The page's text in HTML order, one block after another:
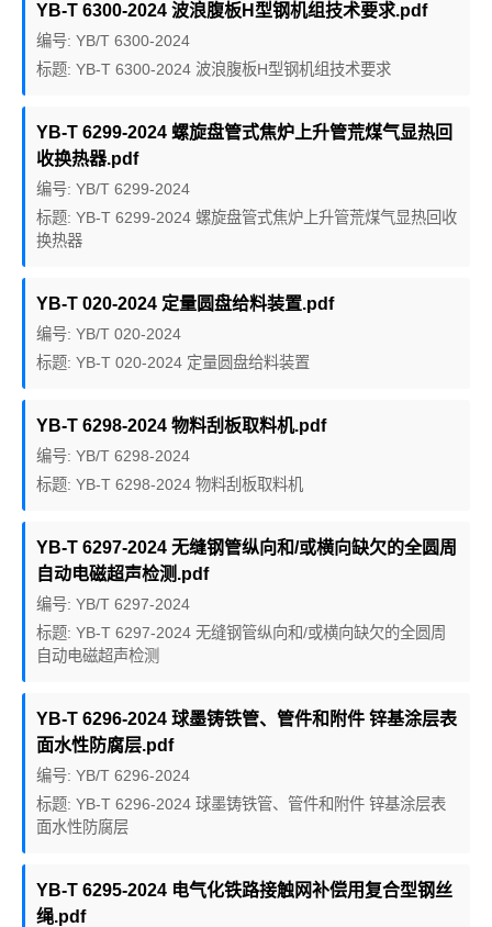
YB-T 6300-2024 波浪腹板H型钢机组技术要求.pdf
编号: YB/T 6300-2024
标题: YB-T 6300-2024 波浪腹板H型钢机组技术要求
YB-T 6299-2024 螺旋盘管式焦炉上升管荒煤气显热回
收换热器.pdf
编号: YB/T 6299-2024
标题: YB-T 6299-2024 螺旋盘管式焦炉上升管荒煤气显热回收
换热器
YB-T 020-2024 定量圆盘给料装置.pdf
编号: YB/T 020-2024
标题: YB-T 020-2024 定量圆盘给料装置
YB-T 6298-2024 物料刮板取料机.pdf
编号: YB/T 6298-2024
标题: YB-T 6298-2024 物料刮板取料机
YB-T 6297-2024 无缝钢管纵向和/或横向缺欠的全圆周
自动电磁超声检测.pdf
编号: YB/T 6297-2024
标题: YB-T 6297-2024 无缝钢管纵向和/或横向缺欠的全圆周
自动电磁超声检测
YB-T 6296-2024 球墨铸铁管、管件和附件 锌基涂层表
面水性防腐层.pdf
编号: YB/T 6296-2024
标题: YB-T 6296-2024 球墨铸铁管、管件和附件 锌基涂层表
面水性防腐层
YB-T 6295-2024 电气化铁路接触网补偿用复合型钢丝
绳.pdf